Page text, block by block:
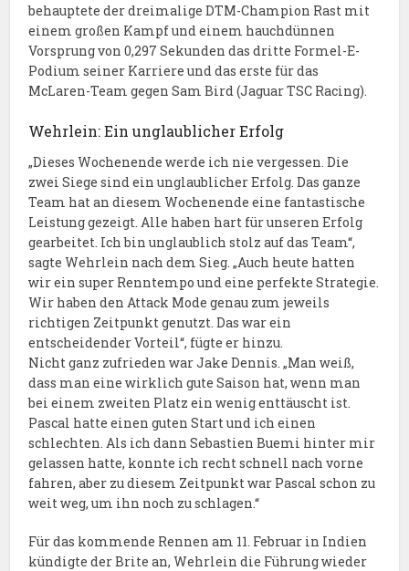
behauptete der dreimalige DTM-Champion Rast mit
einem großen Kampf und einem hauchdünnen
Vorsprung von 0,297 Sekunden das dritte Formel-E-
Podium seiner Karriere und das erste für das
McLaren-Team gegen Sam Bird (Jaguar TSC Racing).
Wehrlein: Ein unglaublicher Erfolg
„Dieses Wochenende werde ich nie vergessen. Die
zwei Siege sind ein unglaublicher Erfolg. Das ganze
Team hat an diesem Wochenende eine fantastische
Leistung gezeigt. Alle haben hart für unseren Erfolg
gearbeitet. Ich bin unglaublich stolz auf das Team“,
sagte Wehrlein nach dem Sieg. „Auch heute hatten
wir ein super Renntempo und eine perfekte Strategie.
Wir haben den Attack Mode genau zum jeweils
richtigen Zeitpunkt genutzt. Das war ein
entscheidender Vorteil“, fügte er hinzu.
Nicht ganz zufrieden war Jake Dennis. „Man weiß,
dass man eine wirklich gute Saison hat, wenn man
bei einem zweiten Platz ein wenig enttäuscht ist.
Pascal hatte einen guten Start und ich einen
schlechten. Als ich dann Sebastien Buemi hinter mir
gelassen hatte, konnte ich recht schnell nach vorne
fahren, aber zu diesem Zeitpunkt war Pascal schon zu
weit weg, um ihn noch zu schlagen.“
Für das kommende Rennen am 11. Februar in Indien
kündigte der Brite an, Wehrlein die Führung wieder